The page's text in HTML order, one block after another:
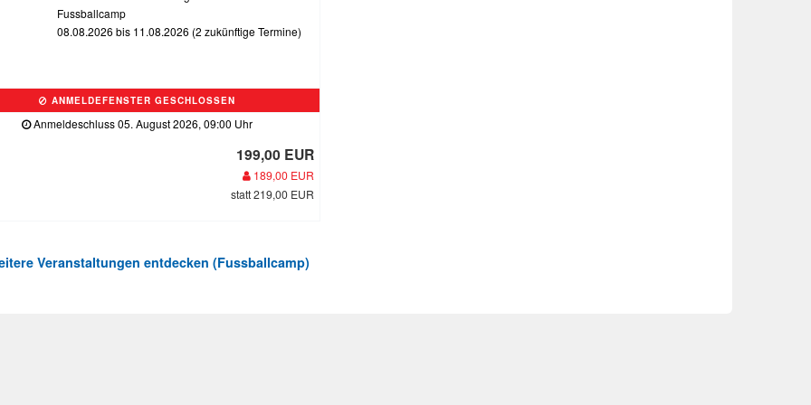
Fussballcamp
08.08.2026 bis 11.08.2026 (2 zukünftige Termine)
ANMELDEFENSTER GESCHLOSSEN
Anmeldeschluss 05. August 2026, 09:00 Uhr
199,00 EUR
189,00 EUR
statt 219,00 EUR
Veranstaltungen entdecken (Fussballcamp)